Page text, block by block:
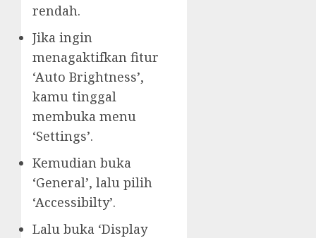
rendah.
Jika ingin
menagaktifkan fitur
‘Auto Brightness’,
kamu tinggal
membuka menu
‘Settings’.
Kemudian buka
‘General’, lalu pilih
‘Accessibilty’.
Lalu buka ‘Display